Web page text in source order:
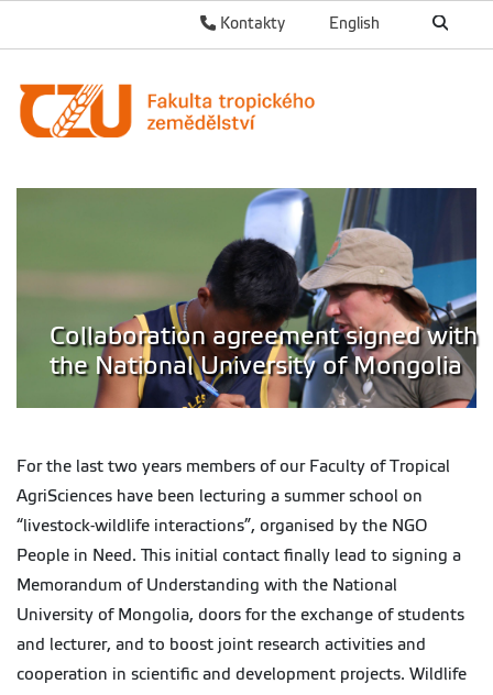
English
Kontakty
Collaboration agreement signed with
the National University of Mongolia
For the last two years members of our Faculty of Tropical
AgriSciences have been lecturing a summer school on
“livestock-wildlife interactions”, organised by the NGO
People in Need. This initial contact finally lead to signing a
Memorandum of Understanding with the National
University of Mongolia, doors for the exchange of students
and lecturer, and to boost joint research activities and
cooperation in scientific and development projects. Wildlife